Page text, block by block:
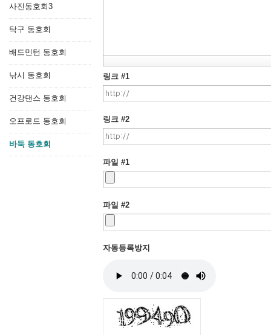
사진동호회3
탁구 동호회
배드민턴 동호회
낚시 동호회
건강댄스 동호회
오프로드 동호회
바둑 동호회
링크 #1
링크 #2
파일 #1
파일 #2
자동등록방지